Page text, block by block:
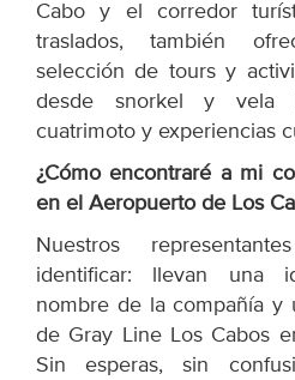
Cabo y el corredor
traslados, también
selección de tours y
desde snorkel y vela
cuatrimoto y experiencias
¿Cómo encontraré a mi
en el Aeropuerto de Los
Nuestros
identificar: llevan una
nombre de la compañía
de Gray Line Los Cabos
Sin esperas, sin